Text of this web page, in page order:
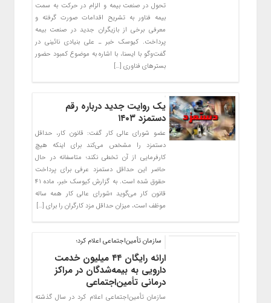
تحول در صنعت بیمه و الزام در حرکت به سمت
بیمه فناور به تشریح اقدامات صورت گرفته و
معرفی برخی از بازیگران جدید در صنعت بیمه
پرداخت. کیوسک خبر ـ علی بنیادی نائینی در
گفت‌وگو با ایسنا، با اشاره به موضوع کمبود حضور
بسترهای فناوری […]
یک روایت جدید درباره رقم
دستمزد ۱۴۰۳
عضو شورای عالی کار گفت: قانون کار، حداقل
دستمزد را مشخص می‌کند برای اینکه هیچ
کارفرمایی از آن تخطی نکند؛ متاسفانه در حال
حاضر این حداقل دستمزد عرفی برای پرداخت
حقوق شده است. به گزارش کیوسک خبر، ماده ۴۱
قانون کار می‌گوید «شورای عالی کار همه ساله
موظف است، میزان حداقل مزد کارگران را برای […]
سازمان تأمین‌اجتماعی اعلام کرد؛
ارائه رایگان ۴۴ میلیون خدمت
دارویی به بیمه‌شدگان در مراکز
درمانی تأمین‌اجتماعی
سازمان تأمین‌اجتماعی اعلام کرد در سال گذشته